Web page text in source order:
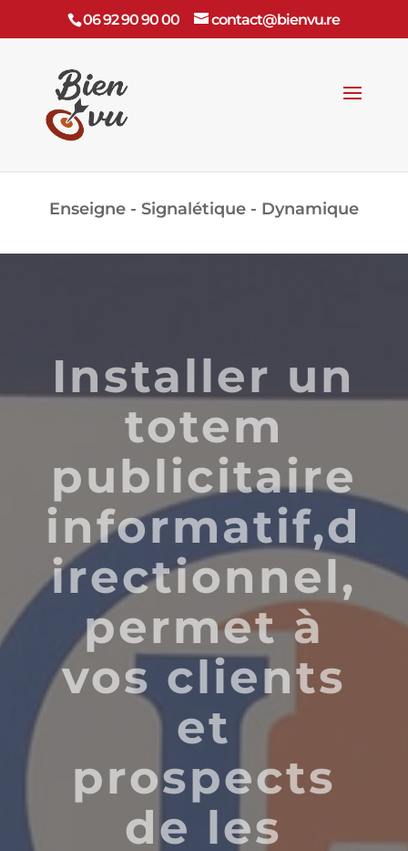
06 92 90 90 00 contact@bienvu.re
Enseigne - Signalétique - Dynamique
Installer un
totem
publicitaire
informatif,d
irectionnel,
permet à
vos clients
et
prospects
de les